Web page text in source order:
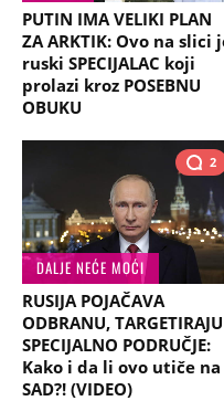
PUTIN IMA VELIKI PLAN
ZA ARKTIK: Ovo na slici
ruski SPECIJALAC koji
prolazi kroz POSEBNU
OBUKU
2
DALJE NEĆE MOĆI
RUSIJA POJAČAVA
ODBRANU, TARGETIRAJU
SPECIJALNO PODRUČJE:
Kako i da li ovo utiče na
SAD?! (VIDEO)